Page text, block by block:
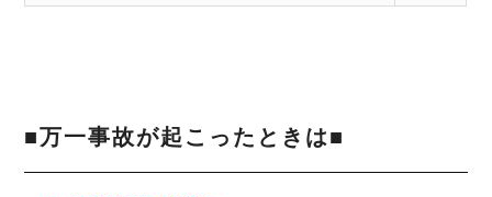
■万一事故が起こったときは■